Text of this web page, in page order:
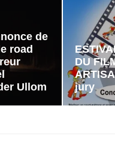
de
road
Ullom
DU
jury